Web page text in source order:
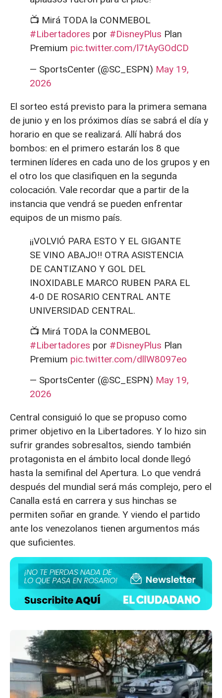
📺 Mirá TODA la CONMEBOL
#Libertadores por #DisneyPlus Plan
Premium pic.twitter.com/l7tAyGOdCD
— SportsCenter (@SC_ESPN) May 19,
2026
El sorteo está previsto para la primera semana
de junio y en los próximos días se sabrá el día y
horario en que se realizará. Allí habrá dos
bombos: en el primero estarán los 8 que
terminen líderes en cada uno de los grupos y en
el otro los que clasifiquen en la segunda
colocación. Vale recordar que a partir de la
instancia que vendrá se pueden enfrentar
equipos de un mismo país.
¡¡VOLVIÓ PARA ESTO Y EL GIGANTE
SE VINO ABAJO!! OTRA ASISTENCIA
DE CANTIZANO Y GOL DEL
INOXIDABLE MARCO RUBEN PARA EL
4-0 DE ROSARIO CENTRAL ANTE
UNIVERSIDAD CENTRAL.
📺 Mirá TODA la CONMEBOL
#Libertadores por #DisneyPlus Plan
Premium pic.twitter.com/dllW8097eo
— SportsCenter (@SC_ESPN) May 19,
2026
Central consiguió lo que se propuso como
primer objetivo en la Libertadores. Y lo hizo sin
sufrir grandes sobresaltos, siendo también
protagonista en el ámbito local donde llegó
hasta la semifinal del Apertura. Lo que vendrá
después del mundial será más complejo, pero el
Canalla está en carrera y sus hinchas se
permiten soñar en grande. Y viendo el partido
ante los venezolanos tienen argumentos más
que suficientes.